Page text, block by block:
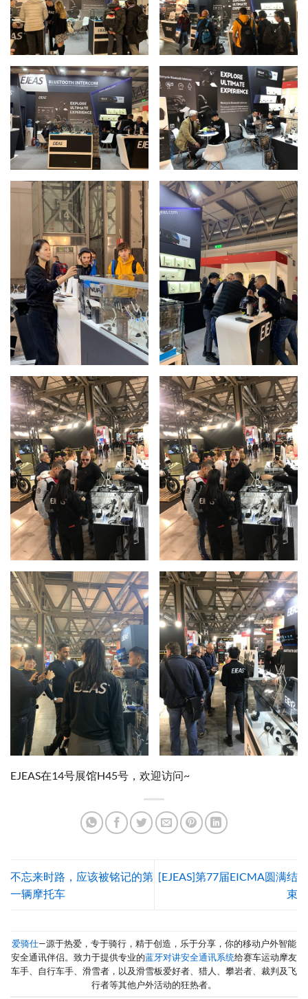
EJEAS在14号展馆H45号，欢迎访问~
不忘来时路，应该被铭记的第
一辆摩托车
[EJEAS]第77届EICMA圆满结
束
爱骑仕—源于热爱，专于骑行，精于创造，乐于分享，你的移动户外智能
安全通讯伴侣。致力于提供专业的蓝牙对讲安全通讯系统给赛车运动摩友
车手、自行车手、滑雪者，以及滑雪板爱好者、猎人、攀岩者、裁判及飞
行者等其他户外活动的狂热者。